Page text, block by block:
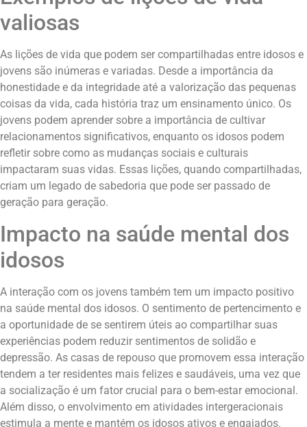
valiosas
As lições de vida que podem ser compartilhadas entre idosos e
jovens são inúmeras e variadas. Desde a importância da
honestidade e da integridade até a valorização das pequenas
coisas da vida, cada história traz um ensinamento único. Os
jovens podem aprender sobre a importância de cultivar
relacionamentos significativos, enquanto os idosos podem
refletir sobre como as mudanças sociais e culturais
impactaram suas vidas. Essas lições, quando compartilhadas,
criam um legado de sabedoria que pode ser passado de
geração para geração.
Impacto na saúde mental dos
idosos
A interação com os jovens também tem um impacto positivo
na saúde mental dos idosos. O sentimento de pertencimento e
a oportunidade de se sentirem úteis ao compartilhar suas
experiências podem reduzir sentimentos de solidão e
depressão. As casas de repouso que promovem essa interação
tendem a ter residentes mais felizes e saudáveis, uma vez que
a socialização é um fator crucial para o bem-estar emocional.
Além disso, o envolvimento em atividades intergeracionais
estimula a mente e mantém os idosos ativos e engajados.